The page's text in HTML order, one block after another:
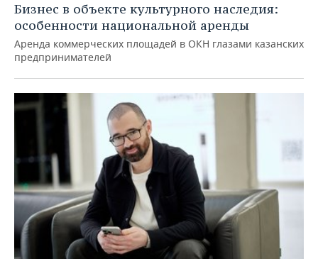
Бизнес в объекте культурного наследия:
особенности национальной аренды
Аренда коммерческих площадей в ОКН глазами казанских
предпринимателей